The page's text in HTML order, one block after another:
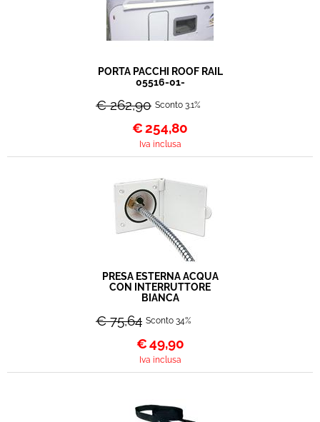
PORTA PACCHI ROOF RAIL
05516-01-
€ 262,90 Sconto 3.1%
€254,80
Iva inclusa
PRESA ESTERNA ACQUA
CON INTERRUTTORE
BIANCA
€ 75,64 Sconto 34%
€49,90
Iva inclusa